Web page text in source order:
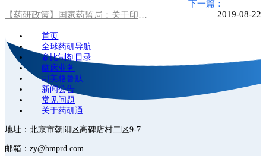
下一篇：
【药研政策】国家药监局：关于印发《药品质量抽查检验管理办法》的通知
2019-08-22
首页
全球药研导航
参比制剂目录
临床业务
司美格鲁肽
新闻公告
常见问题
关于药研通
地址：北京市朝阳区高碑店村二区9-7
邮箱：zy@bmprd.com